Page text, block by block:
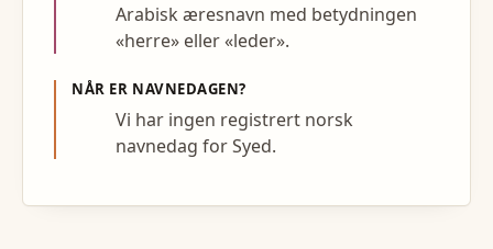
Arabisk æresnavn med betydningen
«herre» eller «leder».
NÅR ER NAVNEDAGEN?
Vi har ingen registrert norsk
navnedag for Syed.